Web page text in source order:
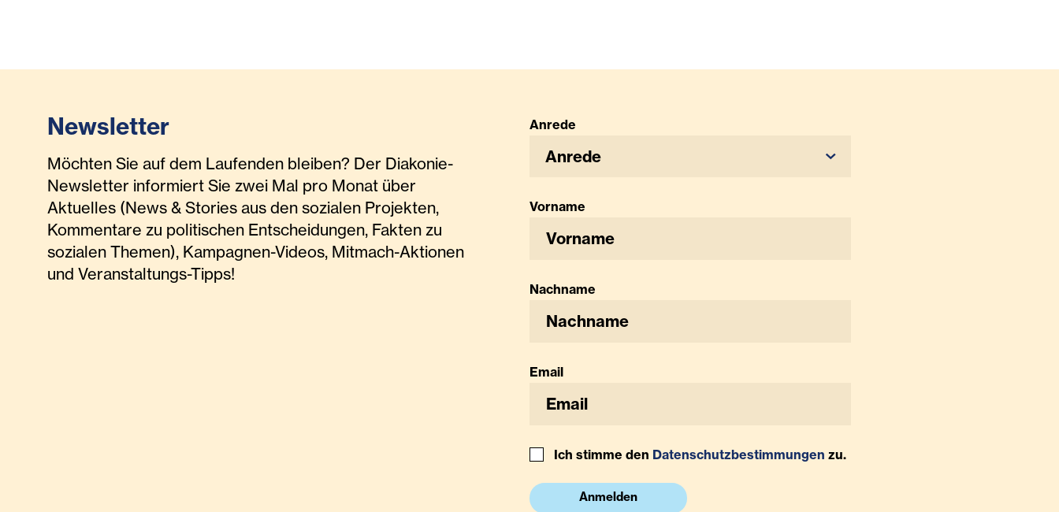
Newsletter
Möchten Sie auf dem Laufenden bleiben? Der Diakonie-
Newsletter informiert Sie zwei Mal pro Monat über
Aktuelles (News & Stories aus den sozialen Projekten,
Kommentare zu politischen Entscheidungen, Fakten zu
sozialen Themen), Kampagnen-Videos, Mitmach-Aktionen
und Veranstaltungs-Tipps!
Anrede
Anrede
Vorname
Nachname
Email
Ich stimme den Datenschutzbestimmungen zu.
Anmelden